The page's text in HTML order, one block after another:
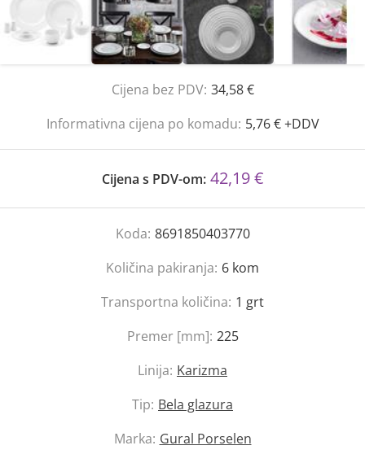
Cijena bez PDV: 34,58 €
Informativna cijena po komadu: 5,76 € +DDV
Cijena s PDV-om: 42,19 €
Koda: 8691850403770
Količina pakiranja: 6 kom
Transportna količina: 1 grt
Premer [mm]: 225
Linija: Karizma
Tip: Bela glazura
Marka: Gural Porselen